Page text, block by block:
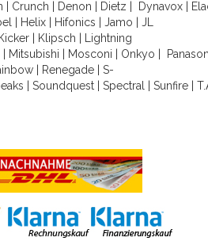
Crunch Denon Dietz Dynavox
Helix Hifonics Jamo
JL
Kicker| Klipsch
Lightning
Mitsubishi Mosconi Onkyo
| Renegade| S-
Soundquest Spectral Sunfire